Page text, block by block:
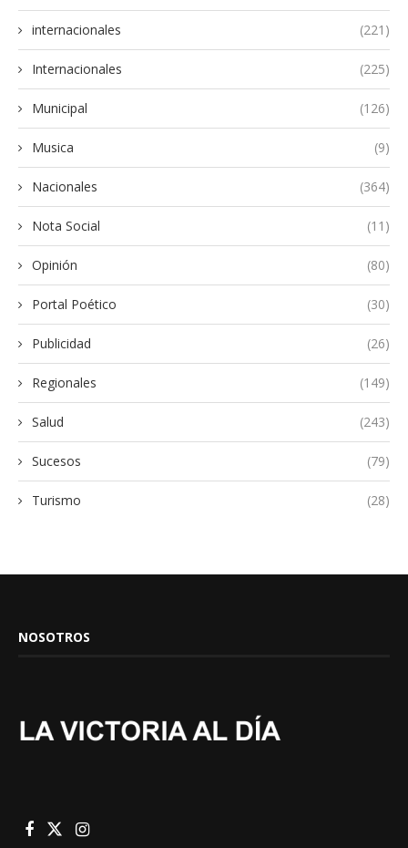
internacionales (221)
Internacionales (225)
Municipal (126)
Musica (9)
Nacionales (364)
Nota Social (11)
Opinión (80)
Portal Poético (30)
Publicidad (26)
Regionales (149)
Salud (243)
Sucesos (79)
Turismo (28)
NOSOTROS